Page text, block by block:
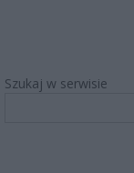
Szukaj w serwisie